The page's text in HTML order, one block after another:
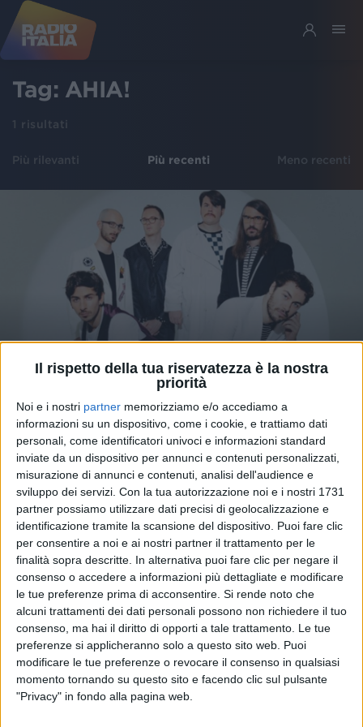
Il rispetto della tua riservatezza è la nostra
priorità
Noi e i nostri partner memorizziamo e/o accediamo a
informazioni su un dispositivo, come i cookie, e trattiamo dati
personali, come identificatori univoci e informazioni standard
inviate da un dispositivo per annunci e contenuti personalizzati,
misurazione di annunci e contenuti, analisi dell'audience e
sviluppo dei servizi. Con la tua autorizzazione noi e i nostri 1731
partner possiamo utilizzare dati precisi di geolocalizzazione e
identificazione tramite la scansione del dispositivo. Puoi fare clic
per consentire a noi e ai nostri partner il trattamento per le
finalità sopra descritte. In alternativa puoi fare clic per negare il
consenso o accedere a informazioni più dettagliate e modificare
le tue preferenze prima di acconsentire. Si rende noto che
alcuni trattamenti dei dati personali possono non richiedere il tuo
consenso, ma hai il diritto di opporti a tale trattamento. Le tue
preferenze si applicheranno solo a questo sito web. Puoi
modificare le tue preferenze o revocare il consenso in qualsiasi
momento tornando su questo sito e facendo clic sul pulsante
"Privacy" in fondo alla pagina web.
Tag: AHIA!
1 risultati
Più rilevanti Più recenti Meno recenti
CERTIFICAZIONI FIMI
Volano Dischi di Platino per i Pinguini
Tattici Nucleari
Anche altri artisti italiani hanno ricevuto
soddisfazioni "platinate"
diMara Bizzoco